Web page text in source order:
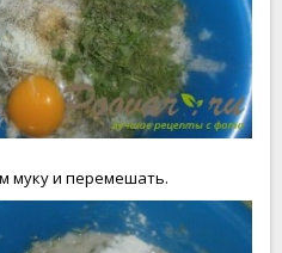
муку и перемешать.